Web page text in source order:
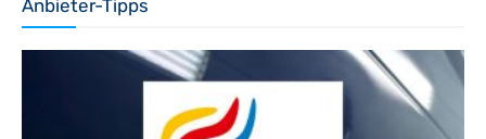
Anbieter-Tipps